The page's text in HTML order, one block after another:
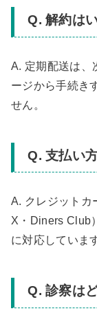
Q. 解約は
A. 定期配送は、
ージから手続き
せん。
Q. 支払い
A. クレジットカ
X・Diners Club
に対応していま
Q. 診察は